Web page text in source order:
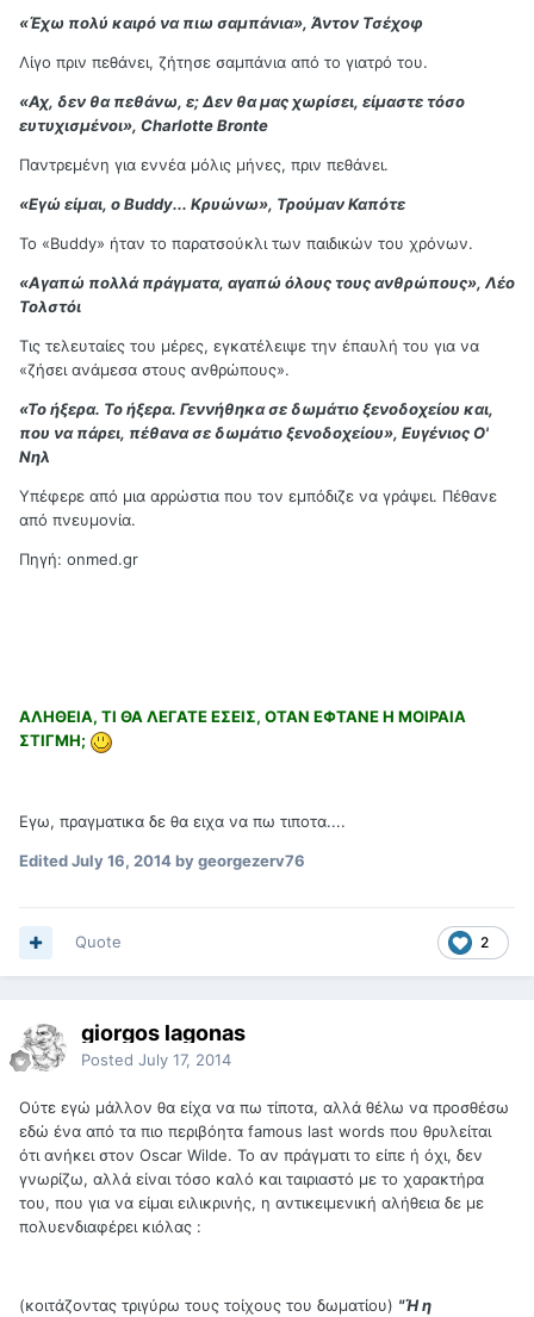
«Έχω πολύ καιρό να πιω σαμπάνια», Άντον Τσέχοφ
Λίγο πριν πεθάνει, ζήτησε σαμπάνια από το γιατρό του.
«Αχ, δεν θα πεθάνω, ε; Δεν θα μας χωρίσει, είμαστε τόσο
ευτυχισμένοι», Charlotte Bronte
Παντρεμένη για εννέα μόλις μήνες, πριν πεθάνει.
«Εγώ είμαι, ο Buddy... Κρυώνω», Τρούμαν Καπότε
Το «Buddy» ήταν το παρατσούκλι των παιδικών του χρόνων.
«Αγαπώ πολλά πράγματα, αγαπώ όλους τους ανθρώπους», Λέο
Τολστόι
Τις τελευταίες του μέρες, εγκατέλειψε την έπαυλή του για να
«ζήσει ανάμεσα στους ανθρώπους».
«Το ήξερα. Το ήξερα. Γεννήθηκα σε δωμάτιο ξενοδοχείου και,
που να πάρει, πέθανα σε δωμάτιο ξενοδοχείου», Ευγένιος Ο'
Νηλ
Υπέφερε από μια αρρώστια που τον εμπόδιζε να γράψει. Πέθανε
από πνευμονία.
Πηγή: onmed.gr
ΑΛΗΘΕΙΑ, ΤΙ ΘΑ ΛΕΓΑΤΕ ΕΣΕΙΣ, ΟΤΑΝ ΕΦΤΑΝΕ Η ΜΟΙΡΑΙΑ
ΣΤΙΓΜΗ;
Εγω, πραγματικα δε θα ειχα να πω τιποτα....
EditedJuly 16, 2014by georgezerv76
2
Quote
giorgos lagonas
Posted July 17, 2014
Ούτε εγώ μάλλον θα είχα να πω τίποτα, αλλά θέλω να προσθέσω
εδώ ένα από τα πιο περιβόητα famous last words που θρυλείται
ότι ανήκει στον Oscar Wilde. To αν πράγματι το είπε ή όχι, δεν
γνωρίζω, αλλά είναι τόσο καλό και ταιριαστό με το χαρακτήρα
του, που για να είμαι ειλικρινής, η αντικειμενική αλήθεια δε με
πολυενδιαφέρει κιόλας :
(κοιτάζοντας τριγύρω τους τοίχους του δωματίου) "Ή η